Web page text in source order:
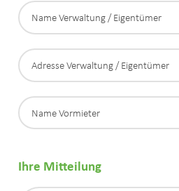
Ihre Mitteilung